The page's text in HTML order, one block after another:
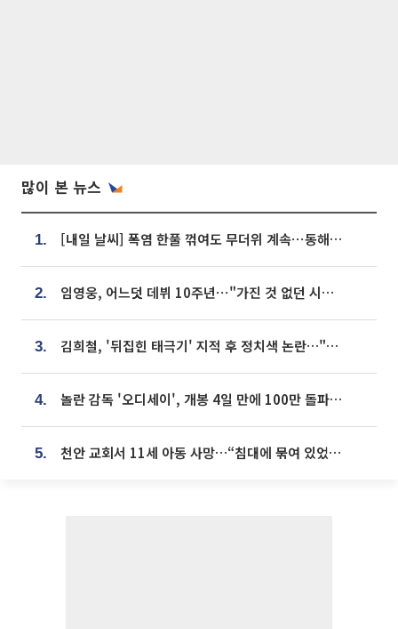
많이 본 뉴스
1. [내일 날씨] 폭염 한풀 꺾여도 무더위 계속⋯동해안 이틀 연속 비
2. 임영웅, 어느덧 데뷔 10주년⋯"가진 것 없던 시절, 내 앞엔 20명의 팬뿐"
3. 김희철, '뒤집힌 태극기' 지적 후 정치색 논란…"좌우 떠나 우리나라 국기"
4. 놀란 감독 '오디세이', 개봉 4일 만에 100만 돌파⋯'왕사남' 보다 빠르다
5. 천안 교회서 11세 아동 사망…“침대에 묶여 있었다” 진술 확보